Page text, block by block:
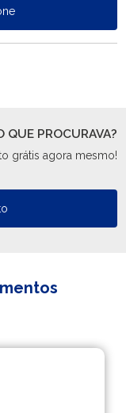
QUE PROCURAVA?
grátis agora mesmo!